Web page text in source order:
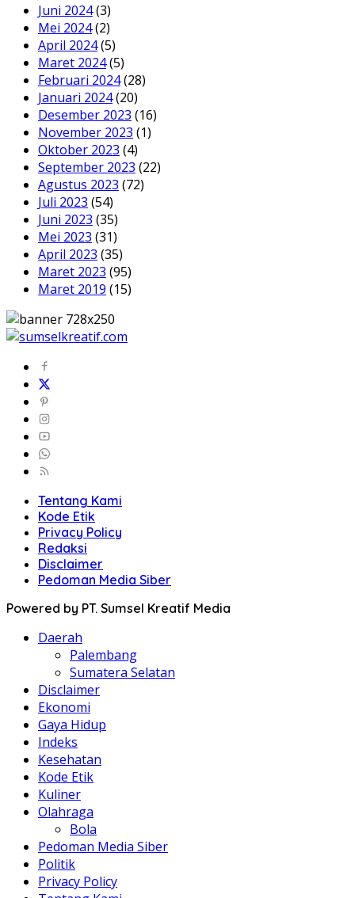
Juni 2024(3)
Mei 2024(2)
April 2024(5)
Maret 2024(5)
Februari 2024(28)
Januari 2024(20)
Desember 2023 (16)
November 2023 (1)
Oktober 2023 (4)
September 2023 (22)
Agustus 2023 (72)
Juli 2023 (54)
Juni 2023 (35)
Mei 2023 (31)
April 2023 (35)
Maret 2023 (95)
Maret 2019 (15)
Tentang Kami
Kode Etik
Privacy Policy
Redaksi
Disclaimer
Pedoman Media Siber
Powered by PT. Sumsel Kreatif Media
Daerah
Palembang
Sumatera Selatan
Disclaimer
Ekonomi
Gaya Hidup
Indeks
Kesehatan
Kode Etik
Kuliner
Olahraga
Bola
Pedoman Media Siber
Politik
Privacy Policy